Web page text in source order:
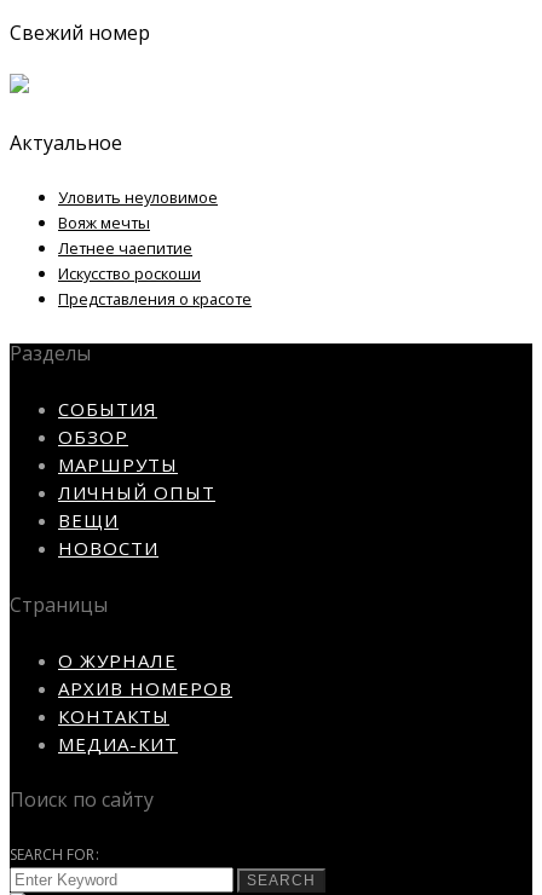
Свежий номер
Актуальное
Уловить неуловимое
Вояж мечты
Летнее чаепитие
Искусство роскоши
Представления о красоте
Разделы
СОБЫТИЯ
ОБЗОР
МАРШРУТЫ
ЛИЧНЫЙ ОПЫТ
ВЕЩИ
НОВОСТИ
Страницы
О ЖУРНАЛЕ
АРХИВ НОМЕРОВ
КОНТАКТЫ
МЕДИА-КИТ
Поиск по сайту
SEARCH FOR:
SEARCH